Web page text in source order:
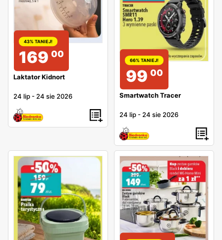
43% TANIEJ!
169 00
Laktator Kidnort
24 lip - 24 sie 2026
66% TANIEJ!
99 00
Smartwatch Tracer
24 lip - 24 sie 2026